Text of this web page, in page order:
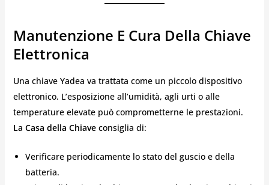
Manutenzione E Cura Della Chiave
Elettronica
Una chiave Yadea va trattata come un piccolo dispositivo
elettronico. L’esposizione all’umidità, agli urti o alle
temperature elevate può comprometterne le prestazioni.
La Casa della Chiaveconsiglia di:
Verificare periodicamente lo stato del guscio e della
batteria.